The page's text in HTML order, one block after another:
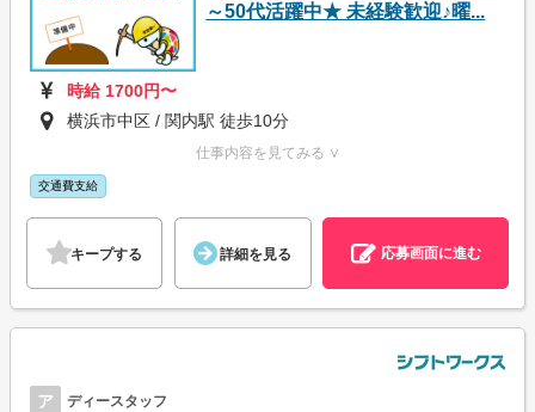
～50代活躍中★ 未経験歓迎♪曜...
時給 1700円〜
横浜市中区 / 関内駅 徒歩10分
仕事内容を見てみる ∨
交通費支給
キープする 詳細を見る 応募画面に進む
ア ディースタッフ